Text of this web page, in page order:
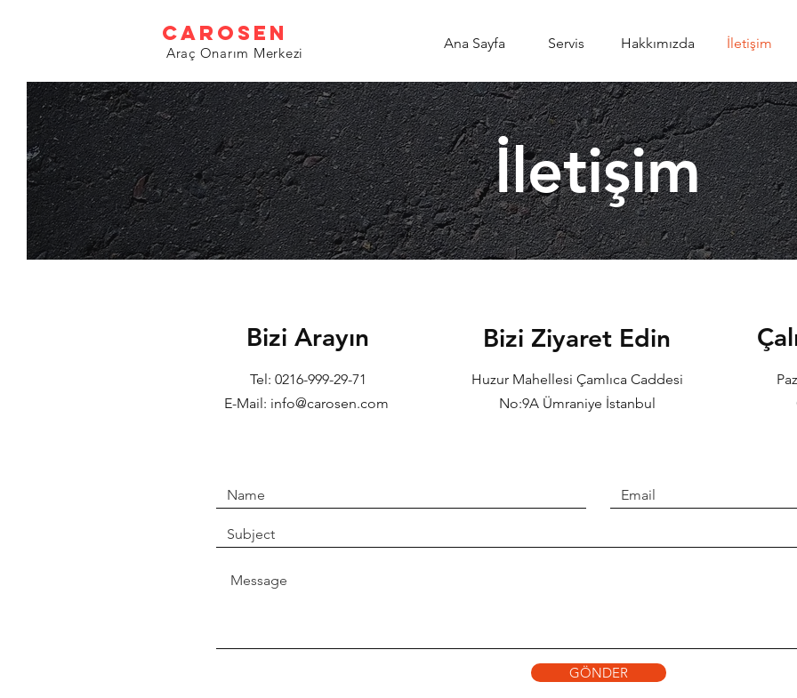
CAROSEN
Araç Onarım Merkezi
Ana Sayfa Servis Hakkımızda İletişim
İletişim
Bizi Arayın
Tel: 0216-999-29-71
E-Mail: info@carosen.com
Bizi Ziyaret Edin
Huzur Mahellesi Çamlıca Caddesi
No:9A Ümraniye İstanbul
GÖNDER